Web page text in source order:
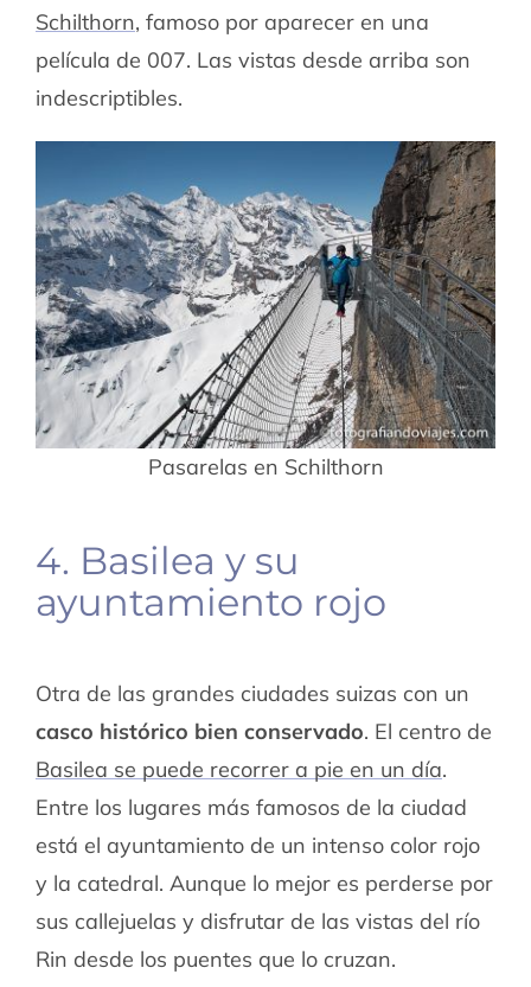
Schilthorn, famoso por aparecer en una
película de 007. Las vistas desde arriba son
indescriptibles.
Pasarelas en Schilthorn
4. Basilea y su
ayuntamiento rojo
Otra de las grandes ciudades suizas con un
casco histórico bien conservado. El centro de
Basilea se puede recorrer a pie en un día.
Entre los lugares más famosos de la ciudad
está el ayuntamiento de un intenso color rojo
y la catedral. Aunque lo mejor es perderse por
sus callejuelas y disfrutar de las vistas del río
Rin desde los puentes que lo cruzan.